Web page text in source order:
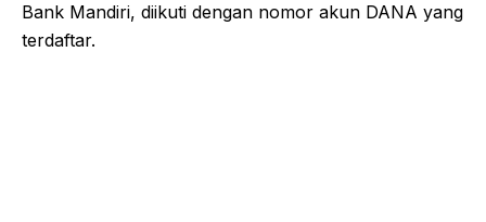
Bank Mandiri, diikuti dengan nomor akun DANA yang
terdaftar.